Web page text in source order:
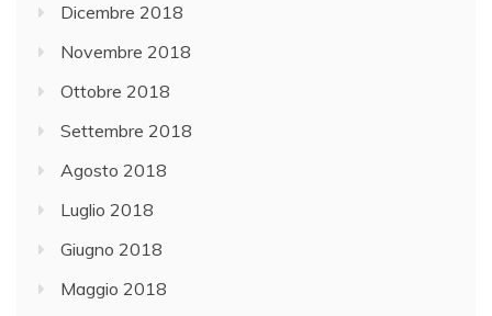
Dicembre 2018
Novembre 2018
Ottobre 2018
Settembre 2018
Agosto 2018
Luglio 2018
Giugno 2018
Maggio 2018